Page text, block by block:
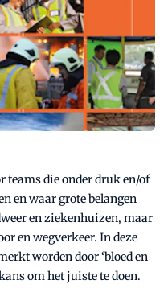
teams die onder druk en/of
en waar grote belangen
en ziekenhuizen, maar
en wegverkeer. In deze
worden door ‘bloed en
om het juiste te doen.